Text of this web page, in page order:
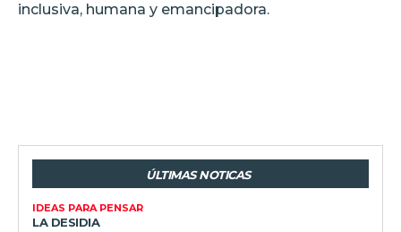
inclusiva, humana y emancipadora.
ÚLTIMAS NOTICAS
IDEAS PARA PENSAR
LA DESIDIA